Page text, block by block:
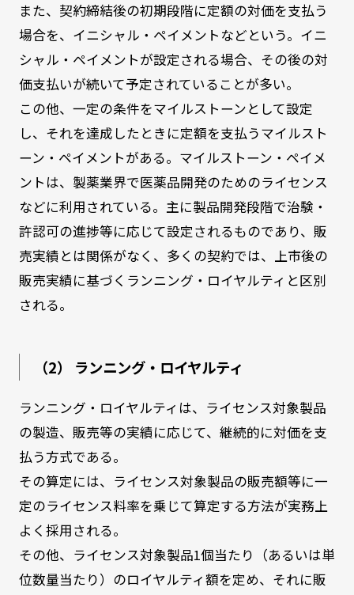
また、契約締結後の初期段階に定額の対価を支払う
場合を、イニシャル・ペイメントなどという。イニ
シャル・ペイメントが設定される場合、その後の対
価支払いが続いて予定されていることが多い。
この他、一定の条件をマイルストーンとして設定
し、それを達成したときに定額を支払うマイルスト
ーン・ペイメントがある。マイルストーン・ペイメ
ントは、製薬業界で医薬品開発のためのライセンス
などに利用されている。主に製品開発段階で治験・
許認可の進捗等に応じて設定されるものであり、販
売実績とは関係がなく、多くの契約では、上市後の
販売実績に基づくランニング・ロイヤルティと区別
される。
（2） ランニング・ロイヤルティ
ランニング・ロイヤルティは、ライセンス対象製品
の製造、販売等の実績に応じて、継続的に対価を支
払う方式である。
その算定には、ライセンス対象製品の販売額等に一
定のライセンス料率を乗じて算定する方法が実務上
よく採用される。
その他、ライセンス対象製品1個当たり（あるいは単
位数量当たり）のロイヤルティ額を定め、それに販